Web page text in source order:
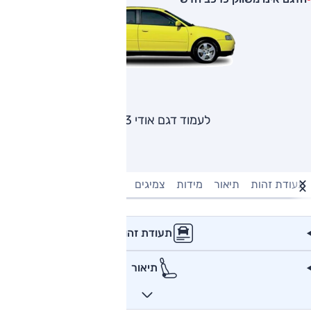
לעמוד דגם אודי A3
תעודת זהות תיאור מידות צמיגים
תעודת זהות
תיאור